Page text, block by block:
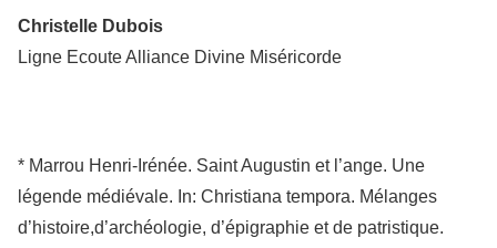
Christelle Dubois
Ligne Ecoute Alliance Divine Miséricorde
* Marrou Henri-Irénée. Saint Augustin et l’ange. Une
légende médiévale. In: Christiana tempora. Mélanges
d’histoire,d’archéologie, d’épigraphie et de patristique.